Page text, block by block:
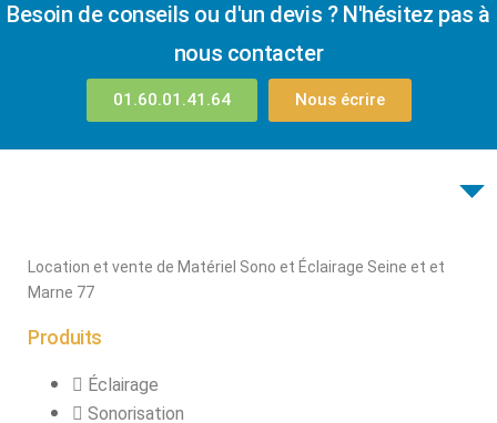
Besoin de conseils ou d'un devis ? N'hésitez pas à
nous contacter
01.60.01.41.64 Nous écrire
Location et vente de Matériel Sono et Éclairage Seine et et
Marne 77
Produits
Éclairage
Sonorisation